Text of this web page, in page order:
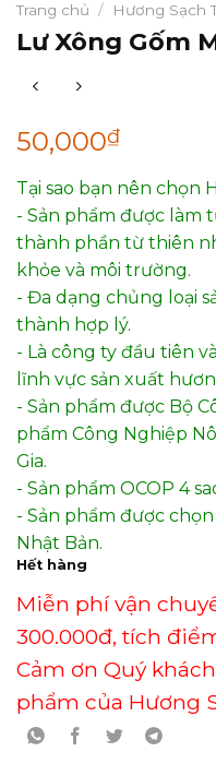
Trang chủ / Hương Sạch
Lư Xông Gốm
50,000₫
Tại sao bạn nên chọn
- Sản phẩm được làm
thành phần từ thiên
khỏe và môi trường.
- Đa dạng chủng loại
thành hợp lý.
- Là công ty đầu tiên
lĩnh vực sản xuất
- Sản phẩm được Bộ
phẩm Công Nghiệp
Gia.
- Sản phẩm OCOP 4
- Sản phẩm được
Nhật Bản.
Hết hàng
Miễn phí vận
300.000đ, tích
Cảm ơn Quý
phẩm của Hương